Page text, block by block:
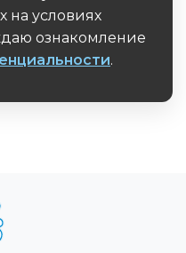
на условиях
ознакомление
.